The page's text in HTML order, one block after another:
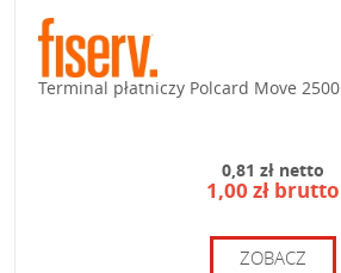
Terminal płatniczy Polcard Move 2500
0,81 zł netto
1,00 zł brutto
ZOBACZ